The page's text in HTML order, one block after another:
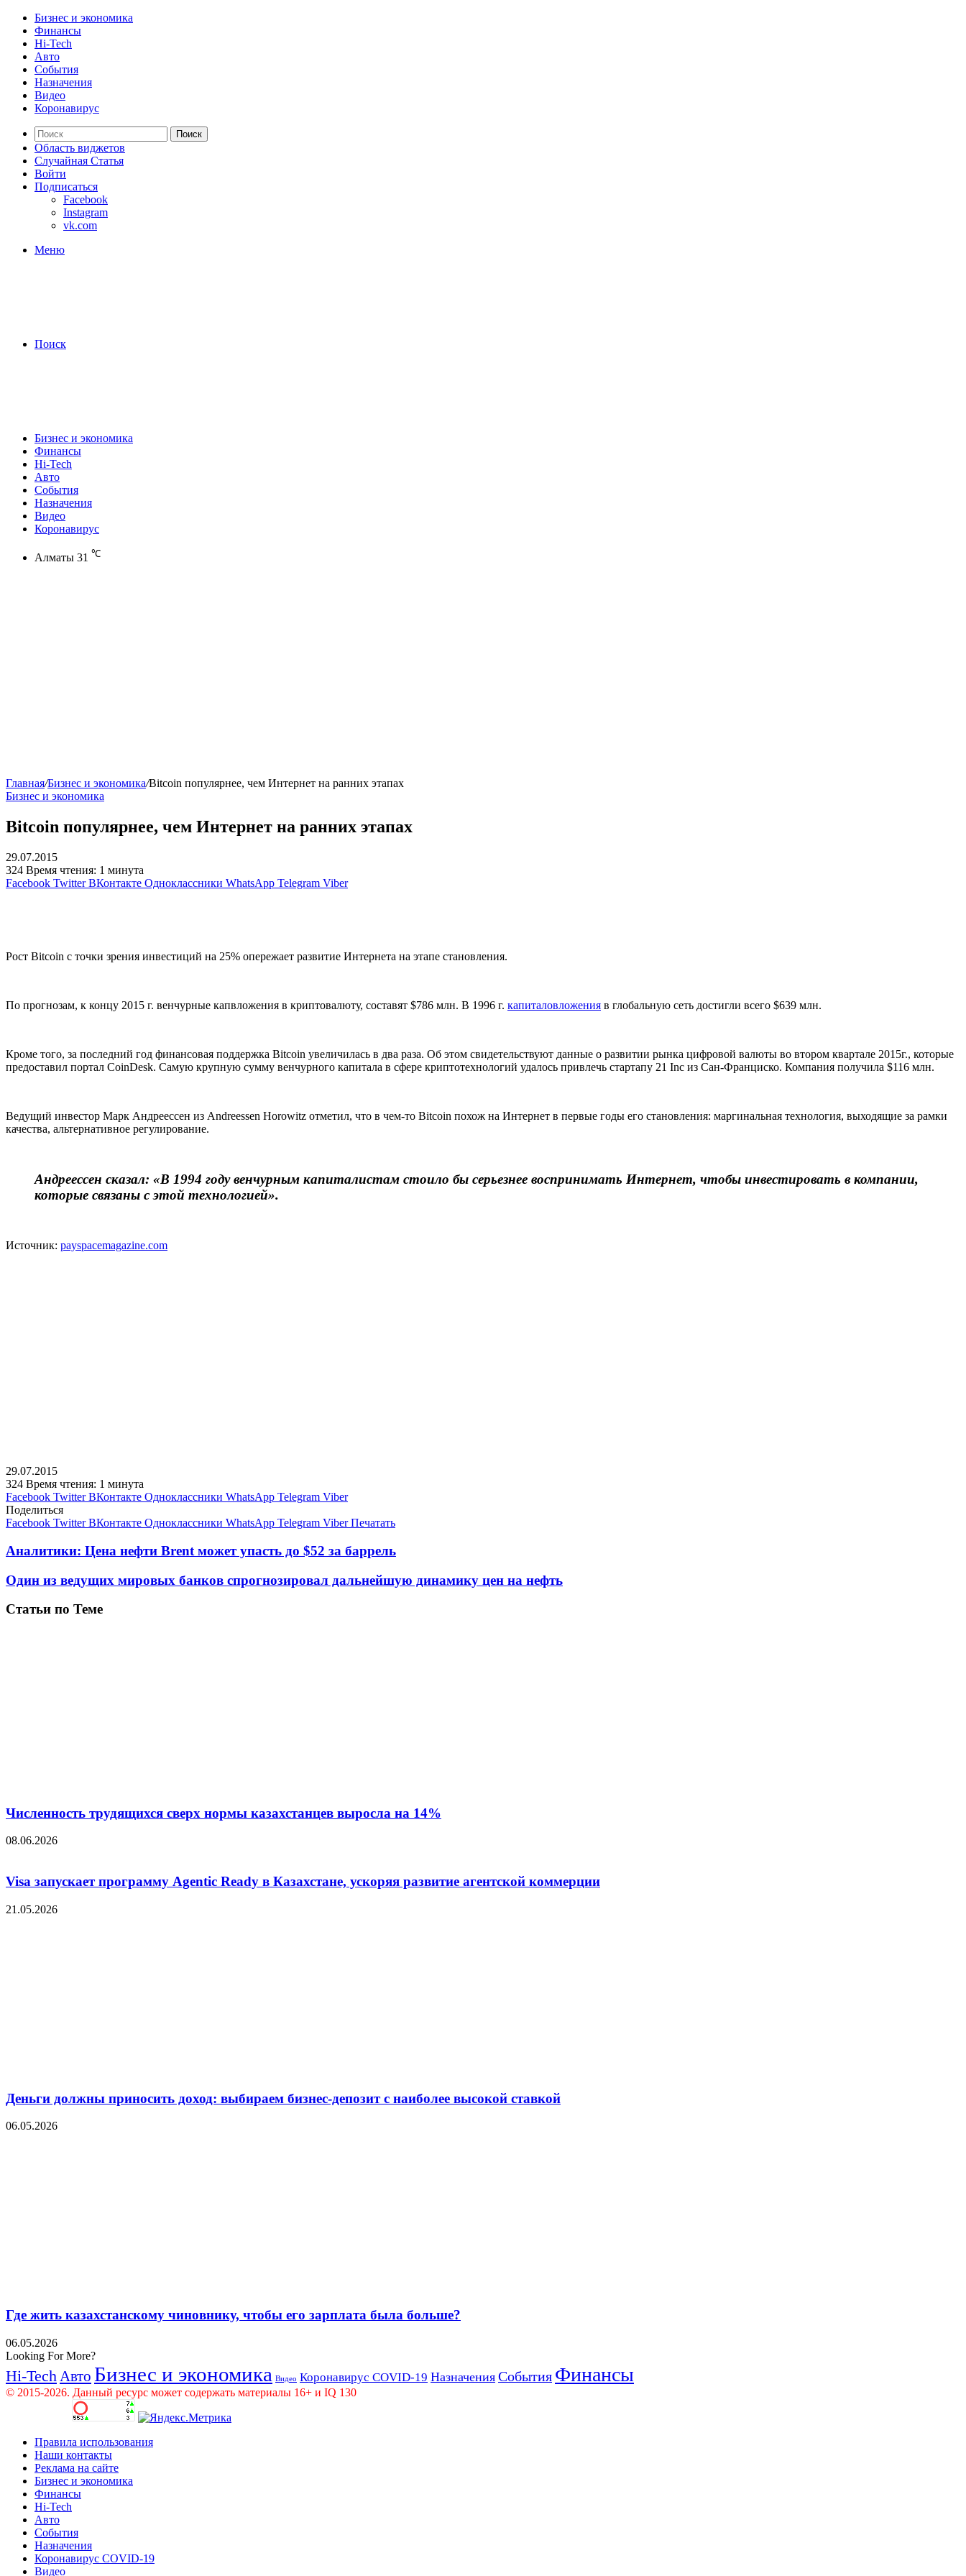
Бизнес и экономика
Финансы
Hi-Tech
Авто
События
Назначения
Видео
Коронавирус
Поиск
Область виджетов
Случайная Статья
Войти
Подписаться
Facebook
Instagram
vk.com
Меню
Поиск
Бизнес и экономика
Финансы
Hi-Tech
Авто
События
Назначения
Видео
Коронавирус
Алматы 31 ℃
Главная/Бизнес и экономика/Bitcoin популярнее, чем Интернет на ранних этапах
Бизнес и экономика
Bitcoin популярнее, чем Интернет на ранних этапах
29.07.2015
324 Время чтения: 1 минута
Facebook Twitter ВКонтакте Одноклассники WhatsApp Telegram Viber
Рост Bitcoin с точки зрения инвестиций на 25% опережает развитие Интернета на этапе становления.
По прогнозам, к концу 2015 г. венчурные капвложения в криптовалюту, составят $786 млн. В 1996 г. капиталовложения в глобальную сеть достигли всего $639 млн.
Кроме того, за последний год финансовая поддержка Bitcoin увеличилась в два раза. Об этом свидетельствуют данные о развитии рынка цифровой валюты во втором квартале 2015г., которые
предоставил портал CoinDesk. Самую крупную сумму венчурного капитала в сфере криптотехнологий удалось привлечь стартапу 21 Inc из Сан-Франциско. Компания получила $116 млн.
Ведущий инвестор Марк Андреессен из Andreessen Horowitz отметил, что в чем-то Bitcoin похож на Интернет в первые годы его становления: маргинальная технология, выходящие за рамки
качества, альтернативное регулирование.
Андреессен сказал: «В 1994 году венчурным капиталистам стоило бы серьезнее воспринимать Интернет, чтобы инвестировать в компании,
которые связаны с этой технологией».
Источник: payspacemagazine.com
29.07.2015
324 Время чтения: 1 минута
Facebook Twitter ВКонтакте Одноклассники WhatsApp Telegram Viber
Поделиться
Facebook Twitter ВКонтакте Одноклассники WhatsApp Telegram Viber Печатать
Аналитики: Цена нефти Brent может упасть до $52 за баррель
Один из ведущих мировых банков спрогнозировал дальнейшую динамику цен на нефть
Статьи по Теме
Численность трудящихся сверх нормы казахстанцев выросла на 14%
08.06.2026
Visa запускает программу Agentic Ready в Казахстане, ускоряя развитие агентской коммерции
21.05.2026
Деньги должны приносить доход: выбираем бизнес-депозит с наиболее высокой ставкой
06.05.2026
Где жить казахстанскому чиновнику, чтобы его зарплата была больше?
06.05.2026
Looking For More?
Hi-Tech Авто Бизнес и экономика Видео Коронавирус COVID-19 Назначения События Финансы
© 2015-2026. Данный ресурс может содержать материалы 16+ и IQ 130
Правила использования
Наши контакты
Реклама на сайте
Бизнес и экономика
Финансы
Hi-Tech
Авто
События
Назначения
Коронавирус COVID-19
Видео